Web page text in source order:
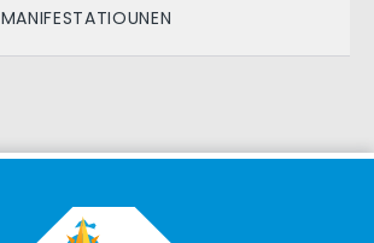
MANIFESTATIOUNEN